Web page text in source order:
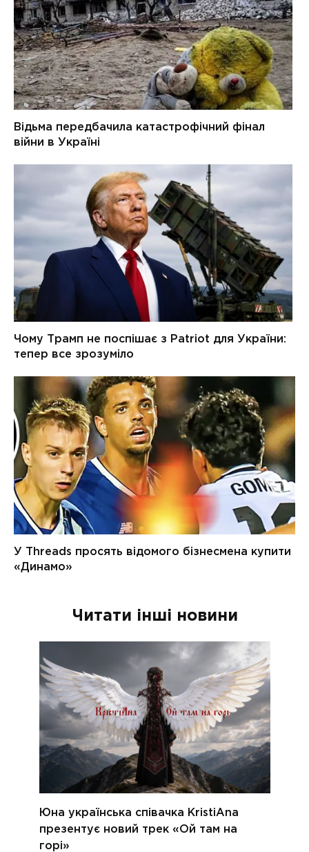
Читати інші новини
Юна українська співачка KristiAna
презентує новий трек «Ой там на
горі»